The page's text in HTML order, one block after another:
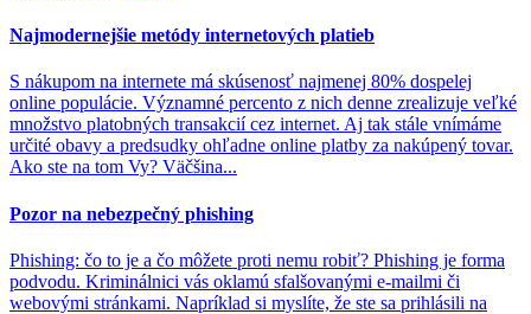
Najmodernejšie metódy internetových platieb
S nákupom na internete má skúsenosť najmenej 80% dospelej
online populácie. Významné percento z nich denne zrealizuje veľké
množstvo platobných transakcií cez internet. Aj tak stále vnímáme
určité obavy a predsudky ohľadne online platby za nakúpený tovar.
Ako ste na tom Vy? Väčšina...
Pozor na nebezpečný phishing
Phishing: čo to je a čo môžete proti nemu robiť? Phishing je forma
podvodu. Kriminálnici vás oklamú sfalšovanými e-mailmi či
webovými stránkami. Napríklad si myslíte, že ste sa prihlásili na